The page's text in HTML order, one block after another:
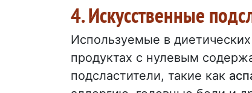
4. Искусственные
Используемые в
продуктах с нулевым
подсластители, такие как